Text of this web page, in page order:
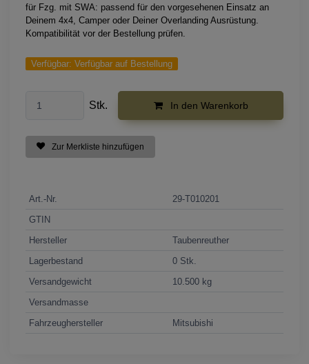
für Fzg. mit SWA: passend für den vorgesehenen Einsatz an
Deinem 4x4, Camper oder Deiner Overlanding Ausrüstung.
Kompatibilität vor der Bestellung prüfen.
Verfügbar: Verfügbar auf Bestellung
Stk. In den Warenkorb
Zur Merkliste hinzufügen
Art.-Nr.
29-T010201
GTIN
Hersteller
Taubenreuther
Lagerbestand
0 Stk.
Versandgewicht
10.500 kg
Versandmasse
Fahrzeughersteller
Mitsubishi